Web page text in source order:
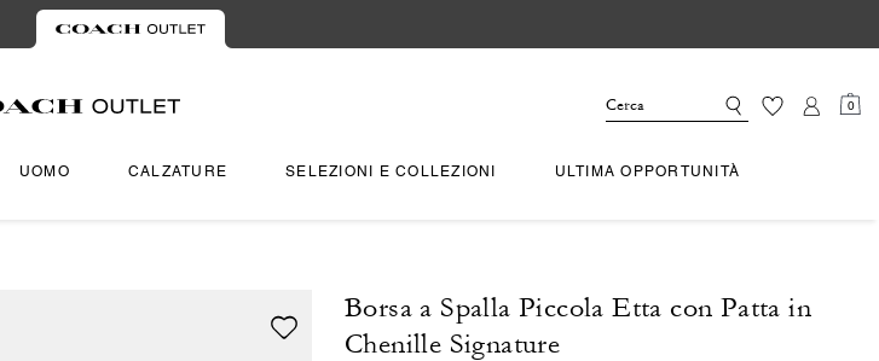
0
UOMO CALZATURE SELEZIONI E COLLEZIONI ULTIMA OPPORTUNITÀ
Borsa a Spalla Piccola Etta con Patta in
Chenille Signature